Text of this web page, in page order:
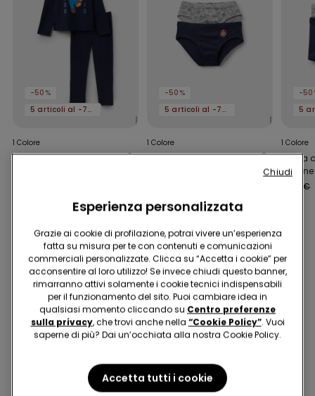
-50%
5 articoli al -70%
1 Colore
Pigiama Lungo in
-50%
5 articoli al -70%
1 Colore
2 Paia di Slip Bimbo
-
1 Colore
2 Paia
Mario
9,99 €
Potrebbe piacerti anche
Esperienza personalizzata
Grazie ai cookie di profilazione, potrai vivere un’esperienza
fatta su misura per te con contenuti e comunicazioni
commerciali personalizzate. Clicca su “Accetta i cookie” per
acconsentire al loro utilizzo! Se invece chiudi questo banner,
rimarranno attivi solamente i cookie tecnici indispensabili
per il funzionamento del sito. Puoi cambiare idea in
qualsiasi momento cliccando su Centro preferenze
sulla privacy, che trovi anche nella “Cookie Policy”. Vuoi
saperne di più? Dai un’occhiata alla nostra Cookie Policy.
Accetta tutti i cookie
Chiudi